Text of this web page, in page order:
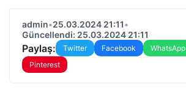
admin•25.03.2024 21:11•
Güncellendi: 25.03.2024 21:11
Paylaş: Twitter Facebook WhatsApp
Pinterest